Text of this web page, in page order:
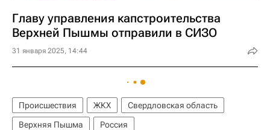
Главу управления капстроительства
Верхней Пышмы отправили в СИЗО
31 января 2025, 14:44
Происшествия ЖКХ
Свердловская область
Верхняя Пышма
Россия